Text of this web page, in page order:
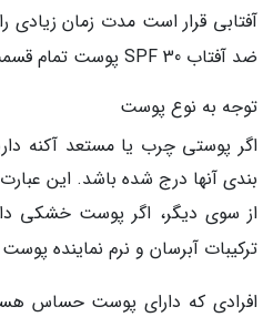
آفتابی قرار است مدت زمان زیادی
ضد آفتاب SPF 30 پوست تمام قسمت های بدن را نیم ساعت قبل از اینکه منزل را ترک کنید، پوشش دهید.
توجه به نوع پوست
بندی آنها درج شده باشد. این
از سوی دیگر، اگر پوست خشکی
ترکیبات آبرسان و نرم نماینده
افرادی که دارای پوست حساس